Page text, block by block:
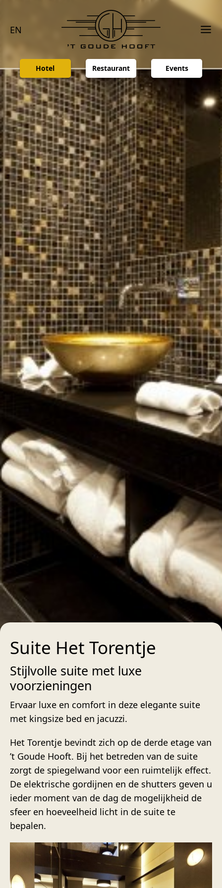
EN
Hotel Restaurant Events
Suite Het Torentje
Stijlvolle suite met luxe
voorzieningen
Ervaar luxe en comfort in deze elegante suite
met kingsize bed en jacuzzi.
Het Torentje bevindt zich op de derde etage van
’t Goude Hooft. Bij het betreden van de suite
zorgt de spiegelwand voor een ruimtelijk effect.
De elektrische gordijnen en de shutters geven u
ieder moment van de dag de mogelijkheid de
sfeer en hoeveelheid licht in de suite te
bepalen.